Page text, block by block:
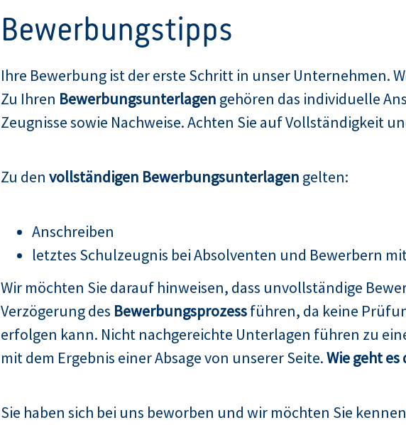
Bewerbungstipps
Ihre Bewerbung ist der erste Schritt in unser Unternehmen.
Zu Ihren Bewerbungsunterlagen gehören das individuelle
Zeugnisse sowie Nachweise. Achten Sie auf Vollständigkeit
Zu den vollständigen Bewerbungsunterlagen gelten:
Anschreiben
letztes Schulzeugnis bei Absolventen und Bewerbern
Wir möchten Sie darauf hinweisen, dass unvollständige
Verzögerung des Bewerbungsprozessführen, da keine
erfolgen kann. Nicht nachgereichte Unterlagen führen zu
mit dem Ergebnis einer Absage von unserer Seite.Wie geht
Sie haben sich bei uns beworben und wir möchten Sie